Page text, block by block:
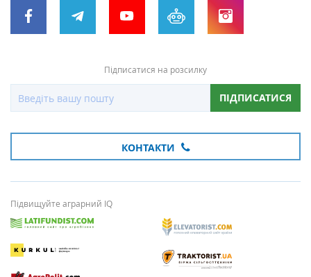
Підписатися на розсилку
ПІДПИСАТИСЯ
КОНТАКТИ
Підвищуйте аграрний IQ